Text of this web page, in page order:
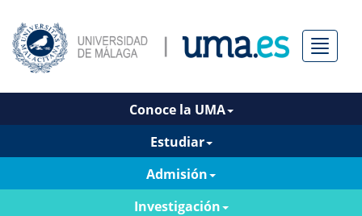
Menú
Conoce la UMA
Estudiar
Admisión
Investigación